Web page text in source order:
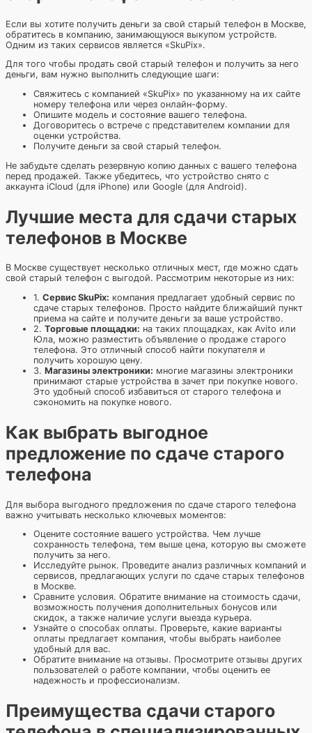
Если вы хотите получить деньги за свой старый телефон в Москве,
обратитесь в компанию, занимающуюся выкупом устройств.
Одним из таких сервисов является «SkuPix».
Для того чтобы продать свой старый телефон и получить за него
деньги, вам нужно выполнить следующие шаги:
Свяжитесь с компанией «SkuPix» по указанному на их сайте
номеру телефона или через онлайн-форму.
Опишите модель и состояние вашего телефона.
Договоритесь о встрече с представителем компании для
оценки устройства.
Получите деньги за свой старый телефон.
Не забудьте сделать резервную копию данных с вашего телефона
перед продажей. Также убедитесь, что устройство снято с
аккаунта iCloud (для iPhone) или Google (для Android).
Лучшие места для сдачи старых
телефонов в Москве
В Москве существует несколько отличных мест, где можно сдать
свой старый телефон с выгодой. Рассмотрим некоторые из них:
1. Сервис SkuPix: компания предлагает удобный сервис по
сдаче старых телефонов. Просто найдите ближайший пункт
приема на сайте и получите деньги за ваше устройство.
2. Торговые площадки: на таких площадках, как Avito или
Юла, можно разместить объявление о продаже старого
телефона. Это отличный способ найти покупателя и
получить хорошую цену.
3. Магазины электроники: многие магазины электроники
принимают старые устройства в зачет при покупке нового.
Это удобный способ избавиться от старого телефона и
сэкономить на покупке нового.
Как выбрать выгодное
предложение по сдаче старого
телефона
Для выбора выгодного предложения по сдаче старого телефона
важно учитывать несколько ключевых моментов:
Оцените состояние вашего устройства. Чем лучше
сохранность телефона, тем выше цена, которую вы сможете
получить за него.
Исследуйте рынок. Проведите анализ различных компаний и
сервисов, предлагающих услуги по сдаче старых телефонов
в Москве.
Сравните условия. Обратите внимание на стоимость сдачи,
возможность получения дополнительных бонусов или
скидок, а также наличие услуги выезда курьера.
Узнайте о способах оплаты. Проверьте, какие варианты
оплаты предлагает компания, чтобы выбрать наиболее
удобный для вас.
Обратите внимание на отзывы. Просмотрите отзывы других
пользователей о работе компании, чтобы оценить ее
надежность и профессионализм.
Преимущества сдачи старого